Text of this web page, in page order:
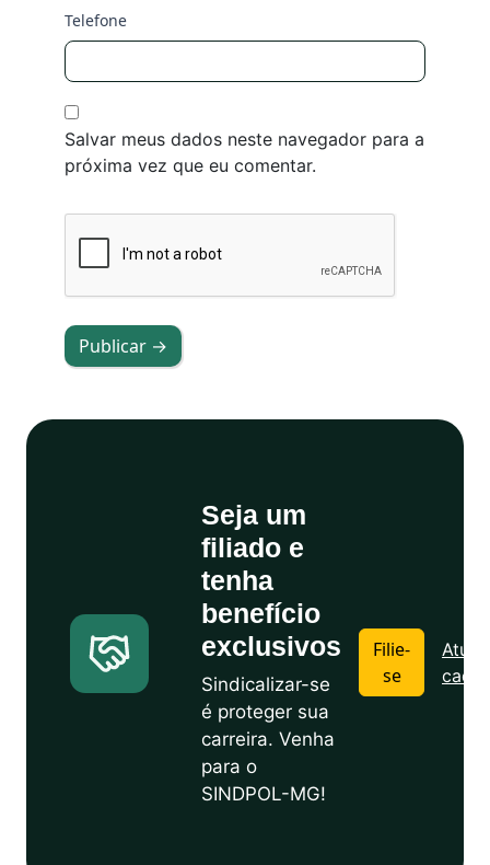
Telefone
Salvar meus dados neste navegador para a
próxima vez que eu comentar.
Publicar →
Seja um
filiado e
tenha
benefício
exclusivos
Sindicalizar-se
é proteger sua
carreira. Venha
para o
SINDPOL-MG!
Filie-
se